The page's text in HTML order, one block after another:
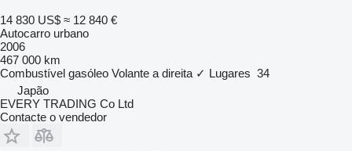
14 830 US$ ≈ 12 840 €
Autocarro urbano
2006
467 000 km
Combustível gasóleo Volante a direita ✓ Lugares 34
Japão
EVERY TRADING Co Ltd
Contacte o vendedor